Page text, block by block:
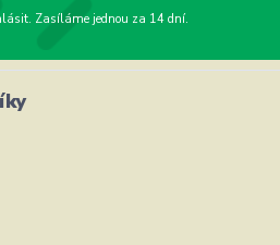
Zasíláme jednou za 14 dní.